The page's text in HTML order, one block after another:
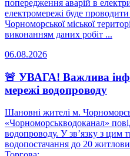
попередження аварій в
електромережі буде
Чорноморської міської
виконанням даних робіт ...
06.08.2026
🚨 УВАГА! Важлива
мережі водопроводу
Шановні жителі м.
«Чорноморськводоканал»
водопроводу. У зв’язку з цим
водопостачання до 20